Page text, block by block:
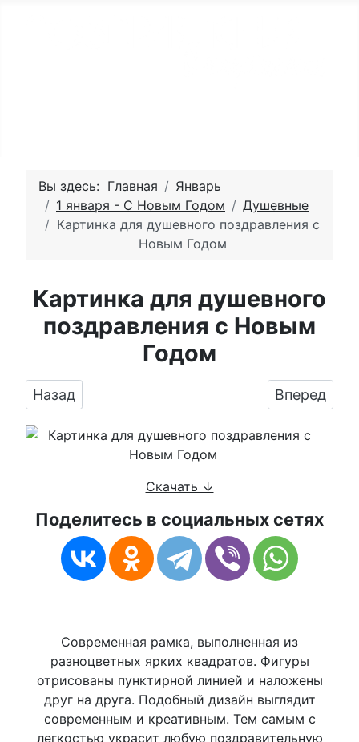
Вы здесь: Главная
Январь
1 января - С Новым Годом
Душевные
Картинка для душевного поздравления с
Новым Годом
Картинка для душевного
поздравления с Новым
Годом
Предыдущий: Поздравить с Новым Годом
Назад Вперед
Скачать ↓
Поделитесь в социальных сетях
Современная рамка, выполненная из
разноцветных ярких квадратов. Фигуры
отрисованы пунктирной линией и наложены
друг на друга. Подобный дизайн выглядит
современным и креативным. Тем самым с
легкостью украсит любую поздравительную